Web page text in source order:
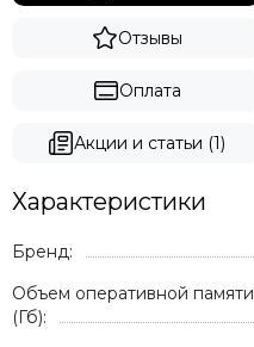
Отзывы
Оплата
Акции и статьи (1)
Характеристики
Бренд:
Объем оперативной памяти
(Гб):